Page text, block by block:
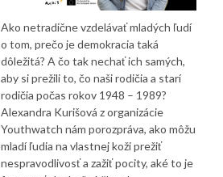
Ako netradične vzdelávať mladých ľudí
o tom, prečo je demokracia taká
dôležitá? A čo tak nechať ich samých,
aby si prežili to, čo naši rodičia a starí
rodičia počas rokov 1948 – 1989?
Alexandra Kurišová z organizácie
Youthwatch nám porozpráva, ako môžu
mladí ľudia na vlastnej koži prežiť
nespravodlivosť a zažiť pocity, aké to je